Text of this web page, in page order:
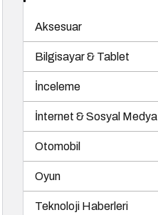
Aksesuar
Bilgisayar & Tablet
İnceleme
İnternet & Sosyal Medya
Otomobil
Oyun
Teknoloji Haberleri